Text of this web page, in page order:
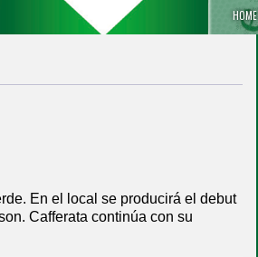
HOME
En el local se producirá el debut
Cafferata continúa con su